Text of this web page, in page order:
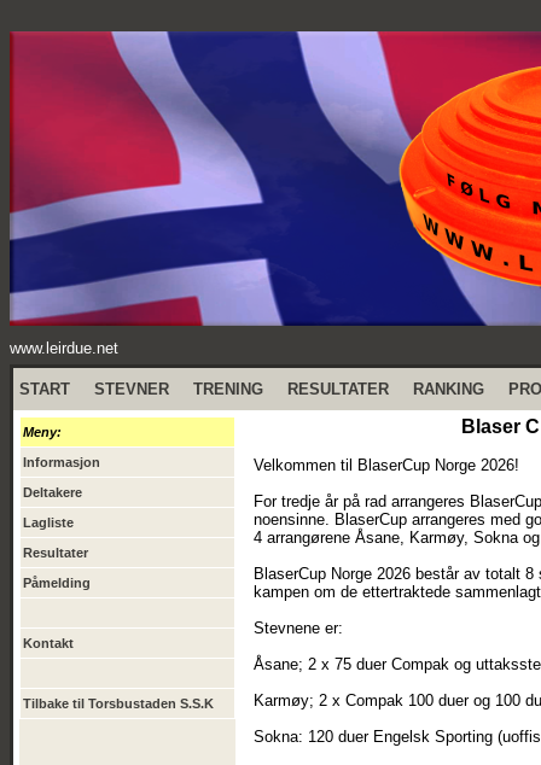
www.leirdue.net
START STEVNER TRENING RESULTATER RANKING
Meny:
Informasjon
Deltakere
Lagliste
Resultater
Påmelding
Kontakt
Tilbake til Torsbustaden S.S.K
Blaser
Velkommen til BlaserCup Norge 2026!
For tredje år på rad arrangeres
noensinne. BlaserCup arrangeres med
4 arrangørene Åsane, Karmøy, Sokna
BlaserCup Norge 2026 består av totalt
kampen om de ettertraktede
Stevnene er:
Åsane; 2 x 75 duer Compak og
Karmøy; 2 x Compak 100 duer og 100
Sokna: 120 duer Engelsk Sporting